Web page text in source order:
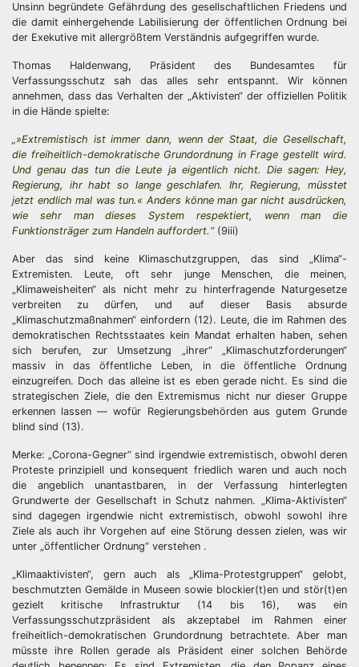
Unsinn begründete Gefährdung des gesellschaftlichen Friedens und
die damit einhergehende Labilisierung der öffentlichen Ordnung bei
der Exekutive mit allergrößtem Verständnis aufgegriffen wurde.
Thomas Haldenwang, Präsident des Bundesamtes für
Verfassungsschutz sah das alles sehr entspannt. Wir können
annehmen, dass das Verhalten der „Aktivisten“ der offiziellen Politik
in die Hände spielte:
„»Extremistisch ist immer dann, wenn der Staat, die Gesellschaft,
die freiheitlich-demokratische Grundordnung in Frage gestellt wird.
Und genau das tun die Leute ja eigentlich nicht. Die sagen: Hey,
Regierung, ihr habt so lange geschlafen. Ihr, Regierung, müsstet
jetzt endlich mal was tun.« Anders könne man gar nicht ausdrücken,
wie sehr man dieses System respektiert, wenn man die
Funktionsträger zum Handeln auffordert.“(9iii)
Aber das sind keine Klimaschutzgruppen, das sind „Klima“-
Extremisten. Leute, oft sehr junge Menschen, die meinen,
„Klimaweisheiten“ als nicht mehr zu hinterfragende Naturgesetze
verbreiten zu dürfen, und auf dieser Basis absurde
„Klimaschutzmaßnahmen“ einfordern (12). Leute, die im Rahmen des
demokratischen Rechtsstaates kein Mandat erhalten haben, sehen
sich berufen, zur Umsetzung „ihrer“ „Klimaschutzforderungen“
massiv in das öffentliche Leben, in die öffentliche Ordnung
einzugreifen. Doch das alleine ist es eben gerade nicht. Es sind die
strategischen Ziele, die den Extremismus nicht nur dieser Gruppe
erkennen lassen — wofür Regierungsbehörden aus gutem Grunde
blind sind (13).
Merke: „Corona-Gegner“ sind irgendwie extremistisch, obwohl deren
Proteste prinzipiell und konsequent friedlich waren und auch noch
die angeblich unantastbaren, in der Verfassung hinterlegten
Grundwerte der Gesellschaft in Schutz nahmen. „Klima-Aktivisten“
sind dagegen irgendwie nicht extremistisch, obwohl sowohl ihre
Ziele als auch ihr Vorgehen auf eine Störung dessen zielen, was wir
unter „öffentlicher Ordnung“ verstehen .
„Klimaaktivisten“, gern auch als „Klima-Protestgruppen“ gelobt,
beschmutzten Gemälde in Museen sowie blockier(t)en und stör(t)en
gezielt kritische Infrastruktur (14 bis 16), was ein
Verfassungsschutzpräsident als akzeptabel im Rahmen einer
freiheitlich-demokratischen Grundordnung betrachtete. Aber man
müsste ihre Rollen gerade als Präsident einer solchen Behörde